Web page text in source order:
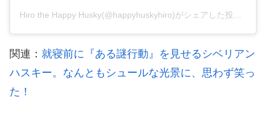
関連： 就寝前に『ある謎行動』を見せるシベリアン
ハスキー。なんともシュールな光景に、思わず笑っ
た！